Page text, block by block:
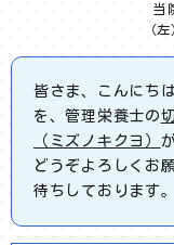
当
（
皆さま、こんにち
を、管理栄養士の
（ミズノキクヨ）
どうぞよろしくお
待ちしております。